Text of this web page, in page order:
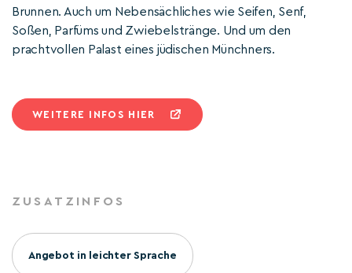
Brunnen. Auch um Nebensächliches wie Seifen, Senf,
Soßen, Parfüms und Zwiebelstränge. Und um den
prachtvollen Palast eines jüdischen Münchners.
WEITERE INFOS HIER
ZUSATZINFOS
Angebot in leichter Sprache